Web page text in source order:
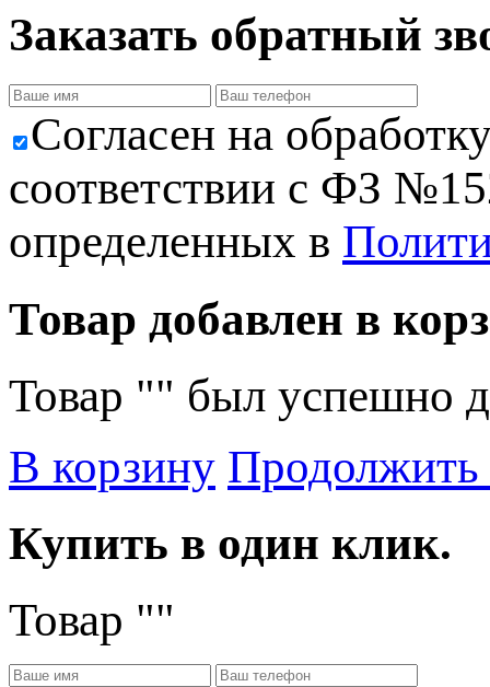
Заказать обратный
Cогласен на
соответствии с ФЗ
определенных в
Товар добавлен в
Товар "" был успешно
В корзину Продолжить
Купить в один клик.
Товар ""